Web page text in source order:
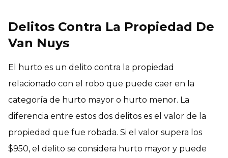
Delitos Contra La Propiedad De
Van Nuys
El hurto es un delito contra la propiedad
relacionado con el robo que puede caer en la
categoría de hurto mayor o hurto menor. La
diferencia entre estos dos delitos es el valor de la
propiedad que fue robada. Si el valor supera los
$950, el delito se considera hurto mayor y puede